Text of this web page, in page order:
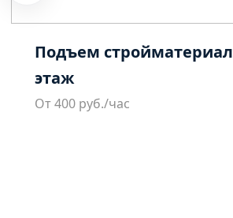
Подъем
этаж
От 400 руб./час